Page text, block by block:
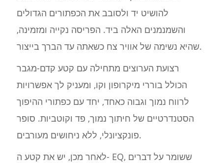
להושיט יד ולסובב את הכפתורים הגדולים
והשמנמנים האלה ביד. הפריסה נקייה ומזמינה,
שהיא נשימה של אוויר צח כשאתה עד הברך בייצור.
רצועת הערוצים מתחילה עם קטע קדם-מגבר
הכולל בוררי מיקרופון וקו, ומעניק לך אפשרויות
לרווח נמוך וגבוה כאחד, יחד עם כפתורי ההיפוך
הסטנדרטיים של חיתוך נמוך, פד וקוטביות. סופר
פונקציונלי, ללא ניחושים מעורבים.
לאחר מכן, יש את קטע ה- EQ, ששומר על דברים